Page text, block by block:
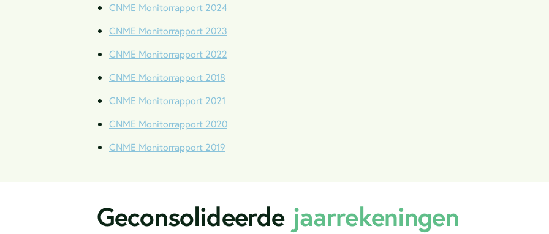
CNME Monitorrapport 2024
CNME Monitorrapport 2023
CNME Monitorrapport 2022
CNME Monitorrapport 2018
CNME Monitorrapport 2021
CNME Monitorrapport 2020
CNME Monitorrapport 2019
Geconsolideerde jaarrekeningen